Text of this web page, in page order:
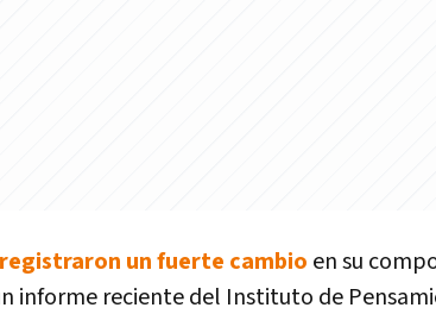
un fuerte cambio en su
informe reciente del Instituto de